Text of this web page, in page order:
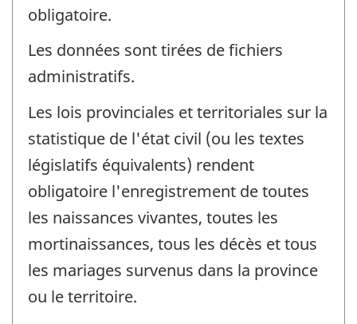
obligatoire.
Les données sont tirées de fichiers
administratifs.
Les lois provinciales et territoriales sur la
statistique de l'état civil (ou les textes
législatifs équivalents) rendent
obligatoire l'enregistrement de toutes
les naissances vivantes, toutes les
mortinaissances, tous les décès et tous
les mariages survenus dans la province
ou le territoire.